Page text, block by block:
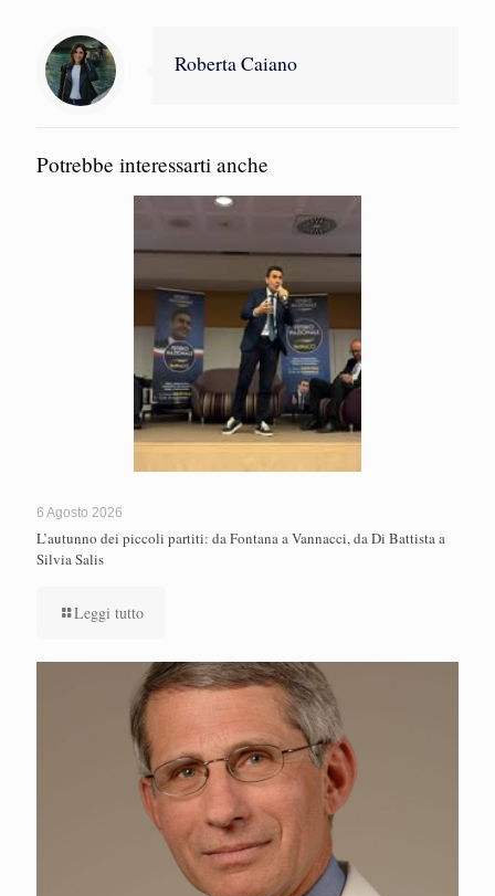
Roberta Caiano
Potrebbe interessarti anche
6 Agosto 2026
L’autunno dei piccoli partiti: da Fontana a Vannacci, da Di Battista a
Silvia Salis
Leggi tutto